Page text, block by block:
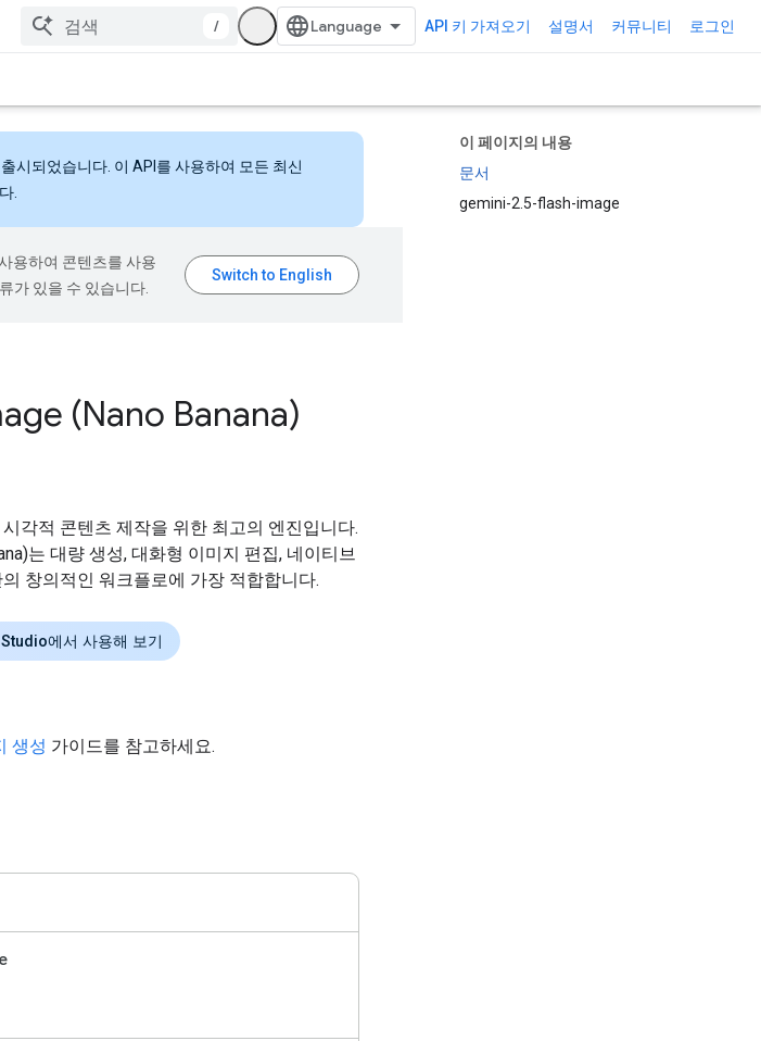
/ API 키 가져오기 설명서 커뮤니티 로그인
이 페이지의 내용
문서
gemini-2.5-flash-image
시되었습니다. 이 API를 사용하여 모든 최신
.
용하여 콘텐츠를 사용
가 있을 수 있습니다.
(Nano Banana)
각적 콘텐츠 제작을 위한 최고의 엔진입니다.
는 대량 생성, 대화형 이미지 편집, 네이티브
창의적인 워크플로에 가장 적합합니다.
에서 사용해 보기
생성 가이드를 참고하세요.